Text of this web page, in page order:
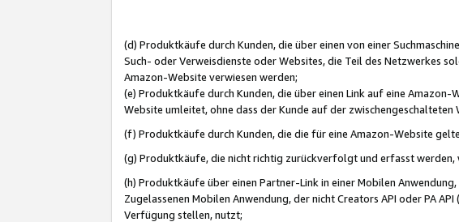
(d) Produktkäufe durch Kunden, die über einen von einer
Such- oder Verweisdienste oder Websites, die Teil des Netzwerkes
Amazon-Website verwiesen werden;
(e) Produktkäufe durch Kunden, die über einen Link auf eine
Website umleitet, ohne dass der Kunde auf der zwischengeschalteten
(f) Produktkäufe durch Kunden, die die für eine Amazon-Website
(g) Produktkäufe, die nicht richtig zurückverfolgt und erfasst
(h) Produktkäufe über einen Partner-Link in einer Mobilen
Zugelassenen Mobilen Anwendung, der nicht Creators API oder PA
Verfügung stellen, nutzt;